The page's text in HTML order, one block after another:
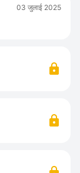
03 जुलाई 2025